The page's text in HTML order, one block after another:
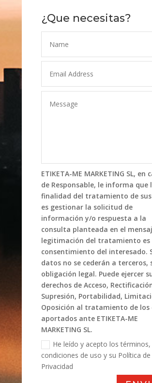
¿Que necesitas?
ETIKETA-ME MARKETING SL, en
de Responsable, le informa que
finalidad del tratamiento de
es gestionar la solicitud de
información y/o respuesta a la
consulta planteada en el
legitimación del tratamiento es
consentimiento del interesado.
datos no se cederán a terceros,
obligación legal. Puede ejercer
derechos de Acceso,
Supresión, Portabilidad,
Oposición al tratamiento de los
aportados ante ETIKETA-ME
MARKETING SL.
He leído y acepto los términos,
condiciones de uso y su Política de
Privacidad